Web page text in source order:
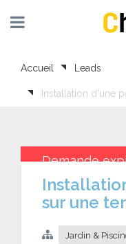
Accueil Leads
Installation d'une
Demande
Installation d'une pergola
sur une
Jardin &